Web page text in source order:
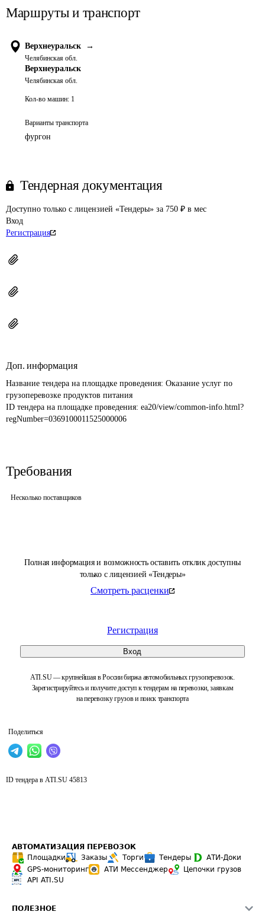
Полная информация и возможность оставить отклик доступны
только с лицензией «Тендеры»
Смотреть расценки
Регистрация
Вход
ATI.SU — крупнейшая в России биржа автомобильных грузоперевозок.
Зарегистрируйтесь и получите доступ к тендерам на перевозки, заявкам
на перевозку грузов и поиск транспорта
Поделиться
Маршруты и транспорт
Верхнеуральск →
Челябинская обл.
Верхнеуральск
Челябинская обл.
Кол-во машин: 1
Варианты транспорта
фургон
Тендерная документация
Доступно только с лицензией «Тендеры» за 750 ₽ в мес
Вход
Регистрация
Доп. информация
Название тендера на площадке проведения: Оказание услуг по
грузоперевозке продуктов питания
ID тендера на площадке проведения: ea20/view/common-info.html?
regNumber=0369100011525000006
Требования
Несколько поставщиков
ID тендера в ATI.SU 45813
АВТОМАТИЗАЦИЯ ПЕРЕВОЗОК
Площадки
Заказы Торги Тендеры
АТИ-Доки
GPS-мониторинг
АТИ Мессенджер
Цепочки грузов
API ATI.SU
ПОЛЕЗНОЕ